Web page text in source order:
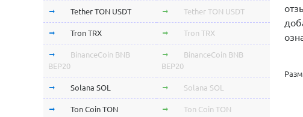
Tether TON USDT Tether TON USDT
Tron TRX Tron TRX
BinanceCoin BNB
BEP20
BinanceCoin BNB
BEP20
Solana SOL Solana SOL
Ton Coin TON Ton Coin TON